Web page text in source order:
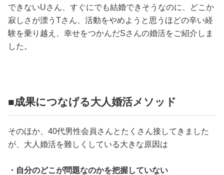
できないUさん、すぐにでも結婚できそうなのに、どこか
寂しさが漂うTさん、活動をやめようと思うほどの辛い経
験を乗り越え、幸せをつかんだSさんの婚活をご紹介しま
した。
■成果につなげる大人婚活メソッド
そのほか、40代男性会員さんとたくさん接してきました
が、大人婚活を難しくしている大きな原因は
・自分のどこが問題なのかを把握していない